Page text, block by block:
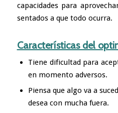
capacidades para
sentados a que todo ocurra.
Características del
Tiene dificultad para
en momento adversos.
Piensa que algo va a
desea con mucha fuera.